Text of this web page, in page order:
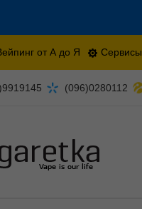
от А до Я Сервисы
(096)0280112